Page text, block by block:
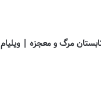
مرگ و معجزه | ویلیام